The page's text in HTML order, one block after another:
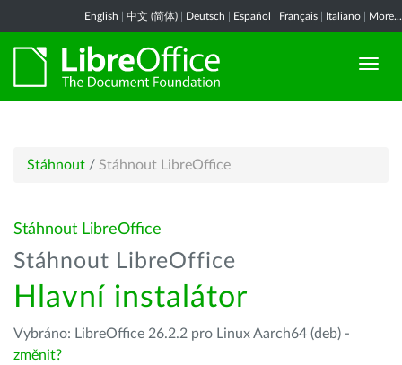
English 中文 (简体) Deutsch Español Français Italiano More...
Stáhnout / Stáhnout LibreOffice
Stáhnout LibreOffice
Stáhnout LibreOffice
Hlavní instalátor
Vybráno: LibreOffice 26.2.2 pro Linux Aarch64 (deb) -
změnit?